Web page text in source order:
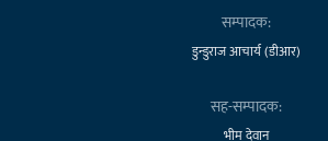
सम्पादक:
डुन्डुराज आचार्य (डीआर)
सह-सम्पादक:
भीम देवान